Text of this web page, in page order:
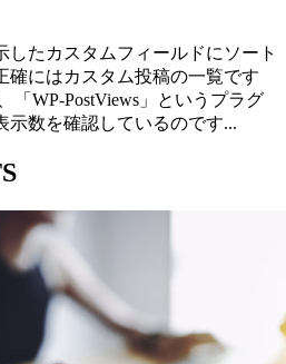
したカスタムフィールドにソート
確にはカスタム投稿の一覧です
WP-PostViews」というプラグ
示数を確認しているのです...